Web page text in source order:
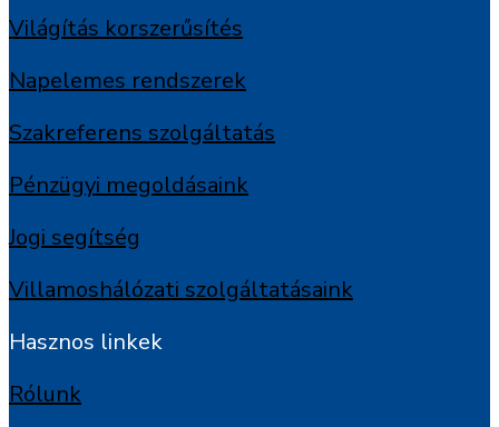
Világítás korszerűsítés
Napelemes rendszerek
Szakreferens szolgáltatás
Pénzügyi megoldásaink
Jogi segítség
Villamoshálózati szolgáltatásaink
Hasznos linkek
Rólunk